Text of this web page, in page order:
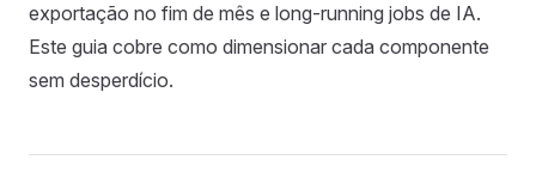
exportação no fim de mês e long-running jobs de IA.
Este guia cobre como dimensionar cada componente
sem desperdício.